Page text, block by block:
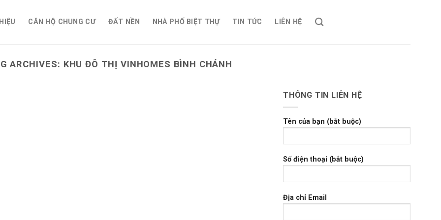
CĂN HỘ CHUNG CƯ ĐẤT NỀN NHÀ PHỐ BIỆT THỰ TIN TỨC LIÊN HỆ
ARCHIVES: KHU ĐÔ THỊ VINHOMES BÌNH CHÁNH
THÔNG TIN LIÊN HỆ
Tên của bạn (bắt buộc)
Số điện thoại (bắt buộc)
Địa chỉ Email